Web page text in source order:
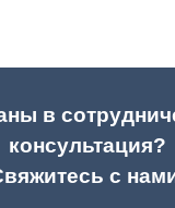
в
консультация?
с